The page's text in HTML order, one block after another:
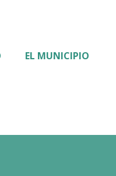
EL MUNICIPIO